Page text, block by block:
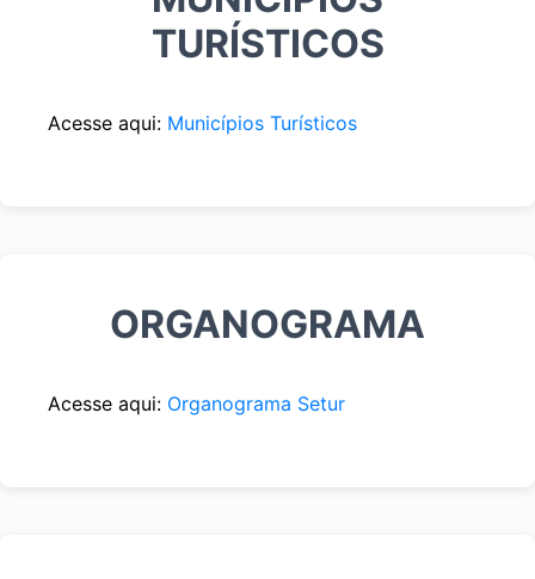
TURÍSTICOS
Acesse aqui: Municípios Turísticos
ORGANOGRAMA
Acesse aqui: Organograma Setur